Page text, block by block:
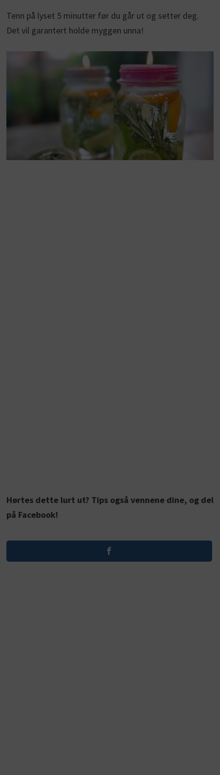
Tenn på lyset 5 minutter før du går ut og setter deg.
Det vil garantert holde myggen unna!
Hørtes dette lurt ut? Tips også vennene dine, og del
på Facebook!